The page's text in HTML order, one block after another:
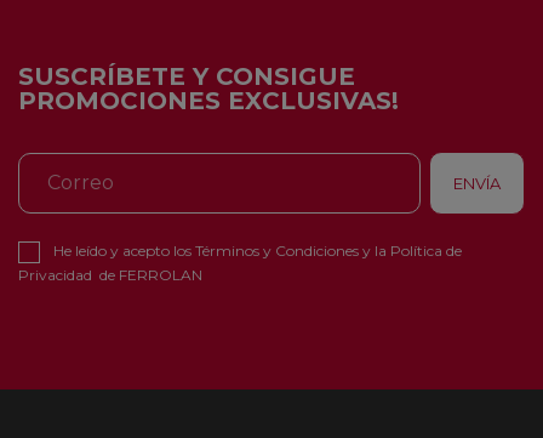
SUSCRÍBETE Y CONSIGUE
PROMOCIONES EXCLUSIVAS!
He leído y acepto los Términos y Condiciones y la Política de
Privacidad de FERROLAN